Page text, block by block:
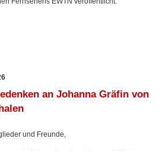
an Johanna Gräfin von
und Freunde,